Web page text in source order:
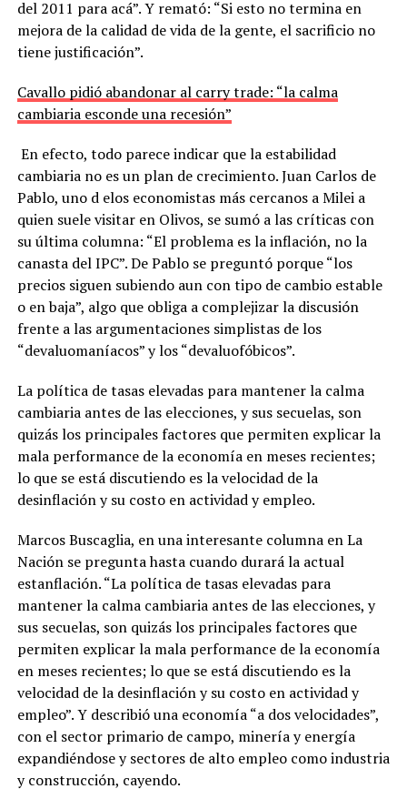
del 2011 para acá”. Y remató: “Si esto no termina en
mejora de la calidad de vida de la gente, el sacrificio no
tiene justificación”.
Cavallo pidió abandonar al carry trade: “la calma
cambiaria esconde una recesión”
En efecto, todo parece indicar que la estabilidad
cambiaria no es un plan de crecimiento. Juan Carlos de
Pablo, uno d elos economistas más cercanos a Milei a
quien suele visitar en Olivos, se sumó a las críticas con
su última columna: “El problema es la inflación, no la
canasta del IPC”. De Pablo se preguntó porque “los
precios siguen subiendo aun con tipo de cambio estable
o en baja”, algo que obliga a complejizar la discusión
frente a las argumentaciones simplistas de los
“devaluomaníacos” y los “devaluofóbicos”.
La política de tasas elevadas para mantener la calma
cambiaria antes de las elecciones, y sus secuelas, son
quizás los principales factores que permiten explicar la
mala performance de la economía en meses recientes;
lo que se está discutiendo es la velocidad de la
desinflación y su costo en actividad y empleo.
Marcos Buscaglia, en una interesante columna en La
Nación se pregunta hasta cuando durará la actual
estanflación. “La política de tasas elevadas para
mantener la calma cambiaria antes de las elecciones, y
sus secuelas, son quizás los principales factores que
permiten explicar la mala performance de la economía
en meses recientes; lo que se está discutiendo es la
velocidad de la desinflación y su costo en actividad y
empleo”. Y describió una economía “a dos velocidades”,
con el sector primario de campo, minería y energía
expandiéndose y sectores de alto empleo como industria
y construcción, cayendo.